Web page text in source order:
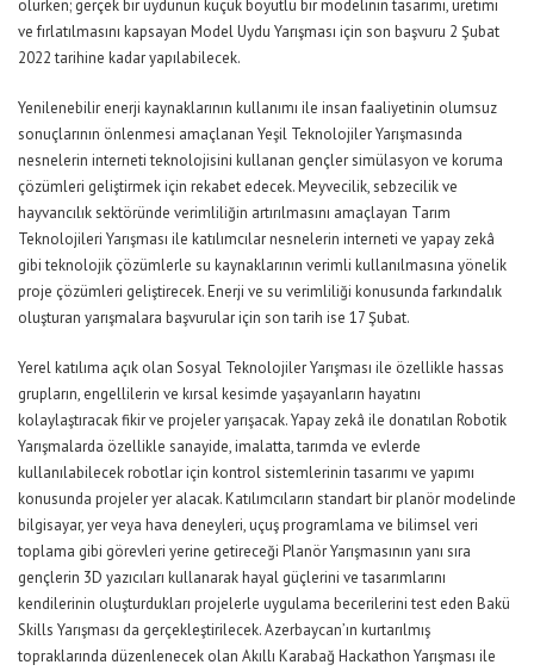
olurken; gerçek bir uydunun küçük boyutlu bir modelinin tasarımı, üretimi
ve fırlatılmasını kapsayan Model Uydu Yarışması için son başvuru 2 Şubat
2022 tarihine kadar yapılabilecek.
Yenilenebilir enerji kaynaklarının kullanımı ile insan faaliyetinin olumsuz
sonuçlarının önlenmesi amaçlanan Yeşil Teknolojiler Yarışmasında
nesnelerin interneti teknolojisini kullanan gençler simülasyon ve koruma
çözümleri geliştirmek için rekabet edecek. Meyvecilik, sebzecilik ve
hayvancılık sektöründe verimliliğin artırılmasını amaçlayan Tarım
Teknolojileri Yarışması ile katılımcılar nesnelerin interneti ve yapay zekâ
gibi teknolojik çözümlerle su kaynaklarının verimli kullanılmasına yönelik
proje çözümleri geliştirecek. Enerji ve su verimliliği konusunda farkındalık
oluşturan yarışmalara başvurular için son tarih ise 17 Şubat.
Yerel katılıma açık olan Sosyal Teknolojiler Yarışması ile özellikle hassas
grupların, engellilerin ve kırsal kesimde yaşayanların hayatını
kolaylaştıracak fikir ve projeler yarışacak. Yapay zekâ ile donatılan Robotik
Yarışmalarda özellikle sanayide, imalatta, tarımda ve evlerde
kullanılabilecek robotlar için kontrol sistemlerinin tasarımı ve yapımı
konusunda projeler yer alacak. Katılımcıların standart bir planör modelinde
bilgisayar, yer veya hava deneyleri, uçuş programlama ve bilimsel veri
toplama gibi görevleri yerine getireceği Planör Yarışmasının yanı sıra
gençlerin 3D yazıcıları kullanarak hayal güçlerini ve tasarımlarını
kendilerinin oluşturdukları projelerle uygulama becerilerini test eden Bakü
Skills Yarışması da gerçekleştirilecek. Azerbaycan’ın kurtarılmış
topraklarında düzenlenecek olan Akıllı Karabağ Hackathon Yarışması ile